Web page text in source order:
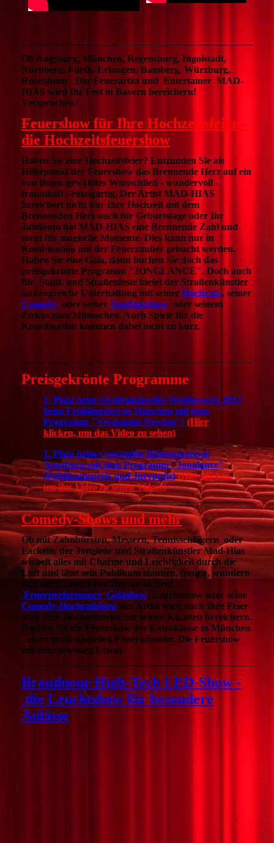
Ob Augsburg, München, Regensburg, Ingolstadt,
Nürnberg, Fürth, Erlangen, Bamberg, Würzburg,
Rosenheim - Der Feuerartist und Entertainer MAD-
HIAS wird Ihr Fest in Bayern bereichern!
Versprochen!
Feuershow für Ihre Hochzeitsfeier -
die Hochzeitsfeuershow
Haben Sie eine Hochzeitsfeier? Entzünden Sie als
Höhepunkt der Feuershow das Brennende Herz auf ein
von Ihnen gewähltes Wunschlied - wundervoll -
traumhaft - einzigartig. Der Artist MAD-HIAS
bereichert nicht nur Ihre Hochzeit mit dem
Brennenden Herz auch für Geburtstage oder Ihr
Jubiläum hat MAD-HIAS eine Brennende Zahl und
sorgt für magische Momente. Dies kann nur in
Kombination mit der Feuerzauber gebucht werden.
Haben Sie eine Gala, dann buchen Sie doch das
preisgekrönte Programm "JONGLANCE". Doch auch
für Stadt- und Straßenfeste bietet der Straßenkünstler
umfangreiche Unterhaltung mit seiner Hochrad-, seiner
Comedy- oder seiner Jonglageshow oder seinem
Zirkus zum Mitmachen. Auch Spiele für die
Koordination kommen dabei nicht zu kurz.
Preisgekrönte Programme
1. Platz beim Straßenkünstler-Wettbewerb 2013
beim Frühlingsfest in München mit dem
Programm "Verdammt Newton"! (Hier
klicken, um das Video zu sehen)
1. Platz beim s´ensemble Bühnenpreis in
Augsburg mit dem Programm "Jonglance"
(Publikumspreis und Jurypreis) (Hier klicken,
um das Video zu sehen Video!)
Comedy-Shows und mehr
Ob mit Zahnbürsten, Messern, Tennisschlägern oder
Fackeln, der Jongleur und Straßenkünstler Mad-Hias
wirbelt alles mit Charme und Leichtigkeit durch die
Luft und lässt sein Publikum staunen, freuen, wundern
und nicht zuletzt von Herzen lachen!
Feuerperformance, Galashow, Leuchtshow oder seine
Comedy-Hochradshow der Artist wird auch Ihre Feier
oder Ihre Hochzeitsfeier mit seinen Künsten bereichern.
Buchen Sie die Feuershow der Extraklasse in München
- einen professionellen Feuerkünstler. Die Feuershow
mit dem gewissen Etwas.
Brandneue High-Tech LED-Show -
die Leuchtshow für besondere
Anlässe